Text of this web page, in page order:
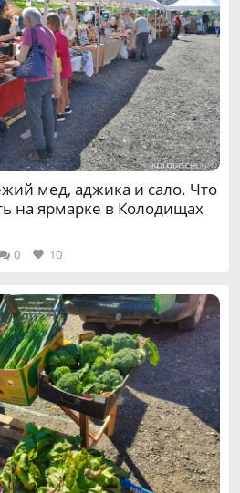
мед, аджика и сало. Что
на ярмарке в Колодищах
0 10